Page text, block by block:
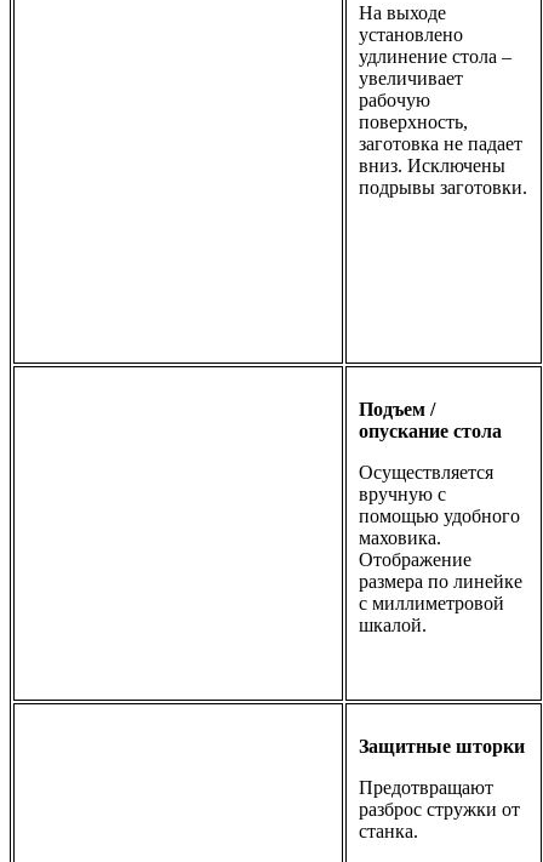
На выходе
установлено
удлинение стола –
увеличивает
рабочую
поверхность,
заготовка не падает
вниз. Исключены
подрывы заготовки.
Подъем /
опускание стола
Осуществляется
вручную с
помощью удобного
маховика.
Отображение
размера по линейке
с миллиметровой
шкалой.
Защитные шторки
Предотвращают
разброс стружки от
станка.